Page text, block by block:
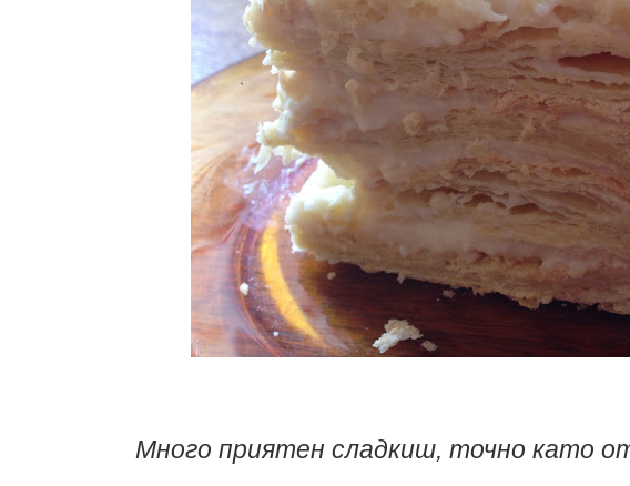
Много приятен сладкиш, точно като